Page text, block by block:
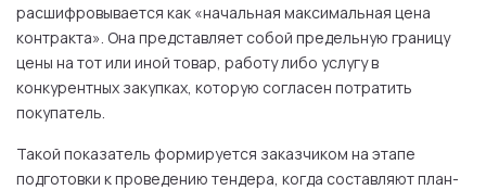
расшифровывается как «начальная максимальная цена
контракта». Она представляет собой предельную границу
цены на тот или иной товар, работу либо услугу в
конкурентных закупках, которую согласен потратить
покупатель.
Такой показатель формируется заказчиком на этапе
подготовки к проведению тендера, когда составляют план-